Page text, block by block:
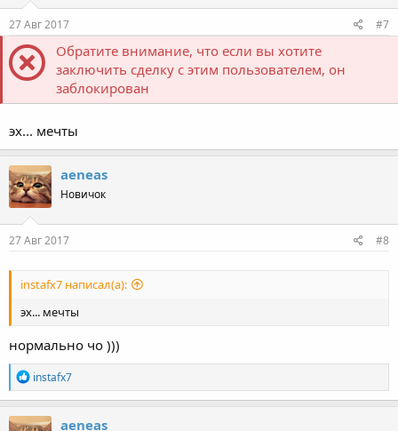
27 Авг 2017 #7
Обратите внимание, что если вы хотите
заключить сделку с этим пользователем, он
заблокирован
эх... мечты
aeneas
Новичок
27 Авг 2017 #8
instafx7 написал(а):
эх... мечты
нормально чо )))
Р
е
а
к
instafx7
aeneas